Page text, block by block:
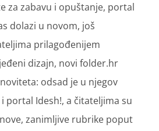
za zabavu i opuštanje, portal
dolazi u novom, još
prilagođenijem
dizajn, novi folder.hr
odsad je u njegov
portal Idesh!, a čitateljima su
zanimljive rubrike poput